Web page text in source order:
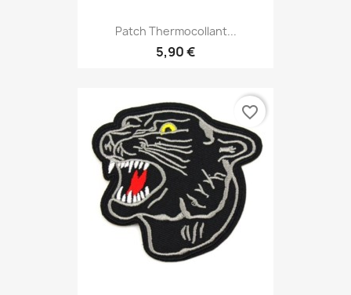
Patch Thermocollant...
5,90 €
favorite_border